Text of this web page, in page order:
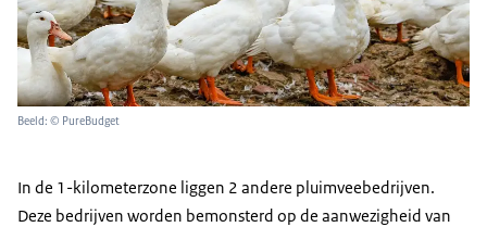
Beeld: © PureBudget
In de 1-kilometerzone liggen 2 andere pluimveebedrijven.
Deze bedrijven worden bemonsterd op de aanwezigheid van